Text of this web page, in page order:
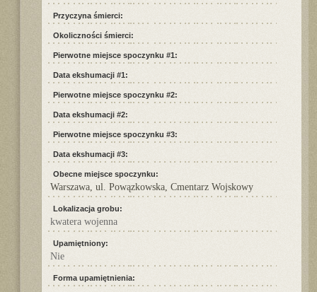
Przyczyna śmierci:
Okoliczności śmierci:
Pierwotne miejsce spoczynku #1:
Data ekshumacji #1:
Pierwotne miejsce spoczynku #2:
Data ekshumacji #2:
Pierwotne miejsce spoczynku #3:
Data ekshumacji #3:
Obecne miejsce spoczynku:
Warszawa, ul. Powązkowska, Cmentarz Wojskowy
Lokalizacja grobu:
kwatera wojenna
Upamiętniony:
Nie
Forma upamiętnienia: